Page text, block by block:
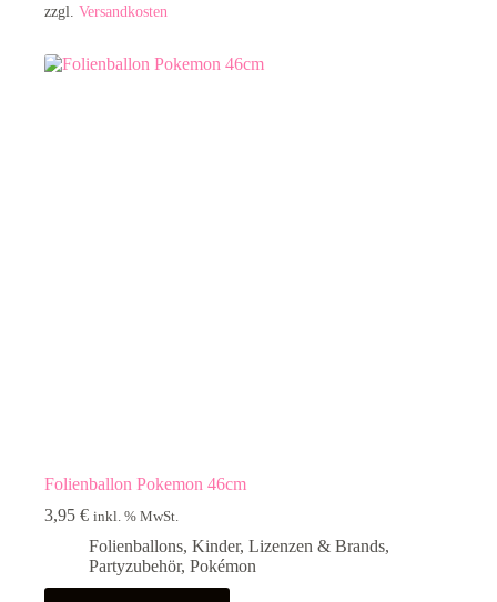
zzgl. Versandkosten
Folienballon Pokemon 46cm
3,95 € inkl. % MwSt.
Folienballons, Kinder, Lizenzen & Brands,
Partyzubehör, Pokémon